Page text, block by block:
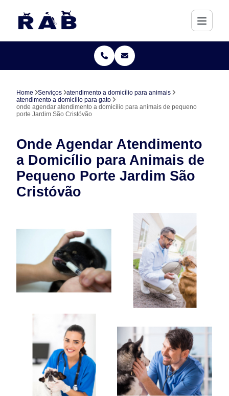
Home Serviços
atendimento a domicílio para animais
atendimento a domicílio para gato
onde agendar atendimento a domicílio para animais de pequeno
porte Jardim São Cristóvão
Onde Agendar Atendimento
a Domicílio para Animais de
Pequeno Porte Jardim São
Cristóvão